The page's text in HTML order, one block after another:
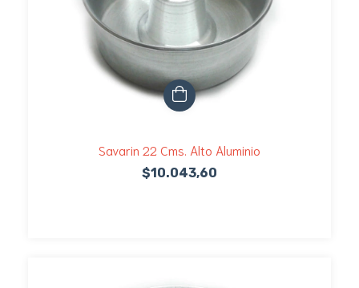
Savarin 22 Cms. Alto Aluminio
$10.043,60